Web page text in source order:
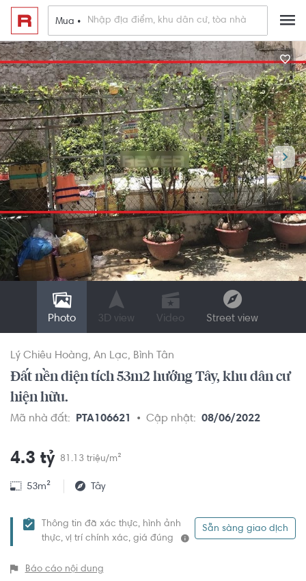
Mua •
Photo 3D view Video Street view
Lý Chiêu Hoàng An Lạc Bình Tân
Đất nền diện tích 53m2 hướng Tây, khu dân cư
hiện hữu.
Mã nhà đất: PTA106621 Cập nhật: 08/06/2022
4.3 tỷ 81.13 triệu/m²
53m² Tây
Thông tin đã xác thực, hình ảnh
thực, vị trí chính xác, giá đúng
Sẵn sàng giao dịch
Báo cáo nội dung